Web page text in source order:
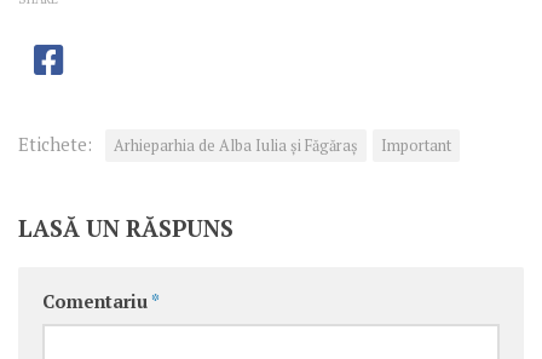
Etichete: Arhieparhia de Alba Iulia și Făgăraș Important
LASĂ UN RĂSPUNS
Comentariu *